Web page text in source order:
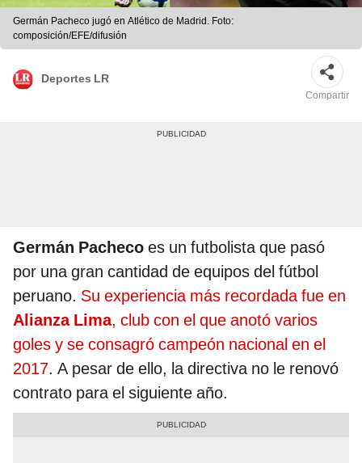
Germán Pacheco jugó en Atlético de Madrid. Foto:
composición/EFE/difusión
Deportes LR
Compartir
Germán Pacheco es un futbolista que pasó
por una gran cantidad de equipos del fútbol
peruano. Su experiencia más recordada fue en
Alianza Lima, club con el que anotó varios
goles y se consagró campeón nacional en el
2017. A pesar de ello, la directiva no le renovó
contrato para el siguiente año.